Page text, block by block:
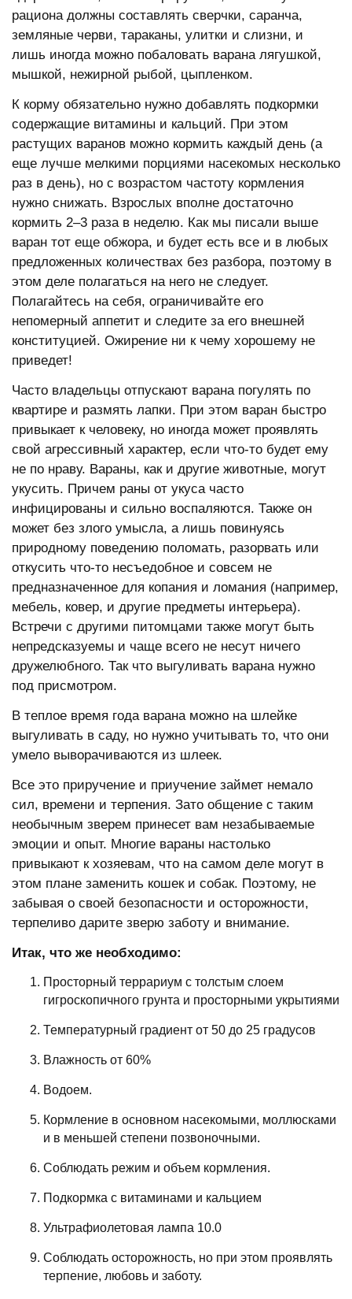
рациона должны составлять сверчки, саранча,
земляные черви, тараканы, улитки и слизни, и
лишь иногда можно побаловать варана лягушкой,
мышкой, нежирной рыбой, цыпленком.
К корму обязательно нужно добавлять подкормки
содержащие витамины и кальций. При этом
растущих варанов можно кормить каждый день (а
еще лучше мелкими порциями насекомых несколько
раз в день), но с возрастом частоту кормления
нужно снижать. Взрослых вполне достаточно
кормить 2–3 раза в неделю. Как мы писали выше
варан тот еще обжора, и будет есть все и в любых
предложенных количествах без разбора, поэтому в
этом деле полагаться на него не следует.
Полагайтесь на себя, ограничивайте его
непомерный аппетит и следите за его внешней
конституцией. Ожирение ни к чему хорошему не
приведет!
Часто владельцы отпускают варана погулять по
квартире и размять лапки. При этом варан быстро
привыкает к человеку, но иногда может проявлять
свой агрессивный характер, если что-то будет ему
не по нраву. Вараны, как и другие животные, могут
укусить. Причем раны от укуса часто
инфицированы и сильно воспаляются. Также он
может без злого умысла, а лишь повинуясь
природному поведению поломать, разорвать или
откусить что-то несъедобное и совсем не
предназначенное для копания и ломания (например,
мебель, ковер, и другие предметы интерьера).
Встречи с другими питомцами также могут быть
непредсказуемы и чаще всего не несут ничего
дружелюбного. Так что выгуливать варана нужно
под присмотром.
В теплое время года варана можно на шлейке
выгуливать в саду, но нужно учитывать то, что они
умело выворачиваются из шлеек.
Все это приручение и приучение займет немало
сил, времени и терпения. Зато общение с таким
необычным зверем принесет вам незабываемые
эмоции и опыт. Многие вараны настолько
привыкают к хозяевам, что на самом деле могут в
этом плане заменить кошек и собак. Поэтому, не
забывая о своей безопасности и осторожности,
терпеливо дарите зверю заботу и внимание.
Итак, что же необходимо:
Просторный террариум с толстым слоем
гигроскопичного грунта и просторными укрытиями
Температурный градиент от 50 до 25 градусов
Влажность от 60%
Водоем.
Кормление в основном насекомыми, моллюсками
и в меньшей степени позвоночными.
Соблюдать режим и объем кормления.
Подкормка с витаминами и кальцием
Ультрафиолетовая лампа 10.0
Соблюдать осторожность, но при этом проявлять
терпение, любовь и заботу.